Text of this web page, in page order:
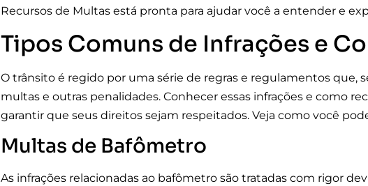
Recursos de Multas está pronta para ajudar você a entender e
Tipos Comuns de Infrações e
O trânsito é regido por uma série de regras e regulamentos que,
multas e outras penalidades. Conhecer essas infrações e como
garantir que seus direitos sejam respeitados. Veja como você
Multas de Bafômetro
As infrações relacionadas ao bafômetro são tratadas com rigor